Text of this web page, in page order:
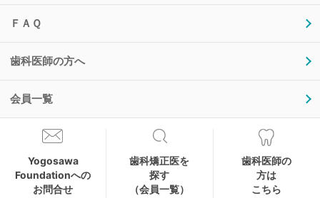
ＦＡＱ
歯科医師の方へ
会員一覧
Yogosawa
Foundationへの
お問合せ
歯科矯正医を
探す
（会員一覧）
歯科医師の
方は
こちら